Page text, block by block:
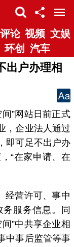
评论 视频 文娱
环创 汽车
出户办理相
”网站日前正式
，企业法人通过
即可足不出户办
“在家申请、在
营许可、事中
服务信息。同
”中共享企业相
中事后监管等事